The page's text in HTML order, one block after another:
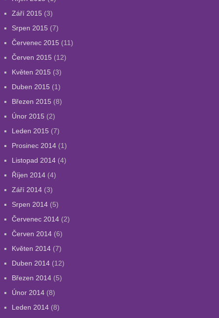
Září 2015 (3)
Srpen 2015 (7)
Červenec 2015 (11)
Červen 2015 (12)
Květen 2015 (3)
Duben 2015 (1)
Březen 2015 (8)
Únor 2015 (2)
Leden 2015 (7)
Prosinec 2014(1)
Listopad 2014(4)
Říjen 2014(4)
Září 2014(3)
Srpen 2014(5)
Červenec 2014(2)
Červen 2014(6)
Květen 2014(7)
Duben 2014(12)
Březen 2014(5)
Únor 2014(8)
Leden 2014(8)